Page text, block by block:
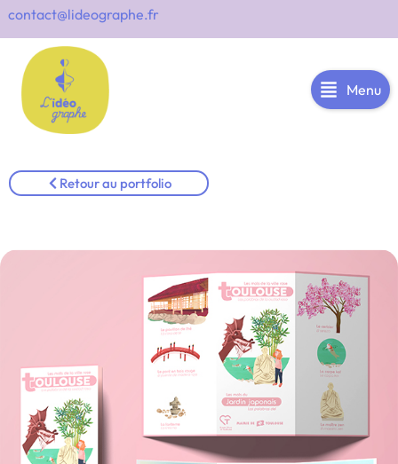
contact@lideographe.fr
Menu
Retour au portfolio